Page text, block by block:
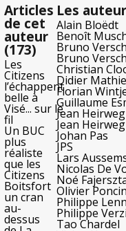
Articles
de cet
auteur
(173)
Les
Citizens
l’échappent
belle à
Visé... sur le
fil
Un BUC
plus
réaliste
que les
Citizens
Boitsfort
un cran
au-
dessus
Les
Alain Bloëdt
Benoît
Bruno
Bruno
Christian
Didier
Florian
Guillaume
Jean
Jean
Johan Pas
JPS
Lars
Nicolas De
Noé
Olivier Poncin
Philippe
Philippe
Tao Chardel